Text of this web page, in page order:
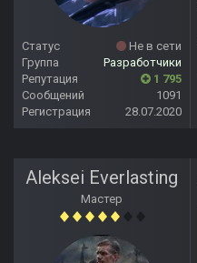
Статус
Не в сети
Группа
Разработчики
Репутация
1 795
Сообщений
1091
Регистрация
28.07.2020
Aleksei Everlasting
Мастер